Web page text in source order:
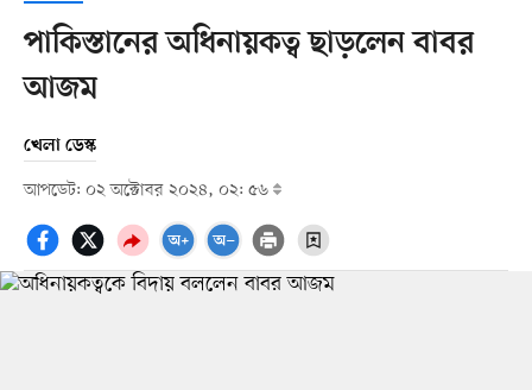
পাকিস্তানের অধিনায়কত্ব ছাড়লেন বাবর
আজম
খেলা ডেস্ক
আপডেট: ০২ অক্টোবর ২০২৪, ০২: ৫৬